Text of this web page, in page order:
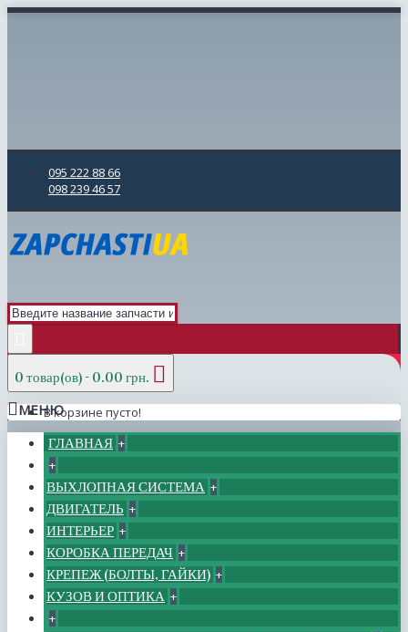
095 222 88 66
098 239 46 57
0 товар(ов) - 0.00 грн.
В корзине пусто!
МЕНЮ
ГЛАВНАЯ +
+
ВЫХЛОПНАЯ СИСТЕМА +
ДВИГАТЕЛЬ +
ИНТЕРЬЕР +
КОРОБКА ПЕРЕДАЧ +
КРЕПЕЖ (БОЛТЫ, ГАЙКИ) +
КУЗОВ И ОПТИКА +
+